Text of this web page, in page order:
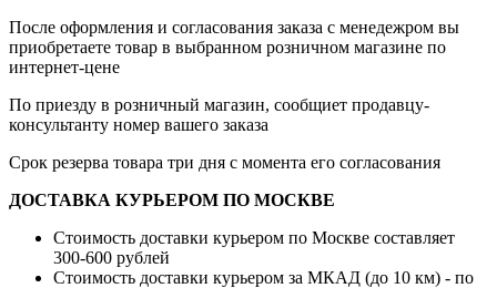
После оформления и согласования заказа с менедежром вы
приобретаете товар в выбранном розничном магазине по
интернет-цене
По приезду в розничный магазин, сообщиет продавцу-
консультанту номер вашего заказа
Срок резерва товара три дня с момента его согласования
ДОСТАВКА КУРЬЕРОМ ПО МОСКВЕ
Стоимость доставки курьером по Москве составляет
300-600 рублей
Стоимость доставки курьером за МКАД (до 10 км) - по